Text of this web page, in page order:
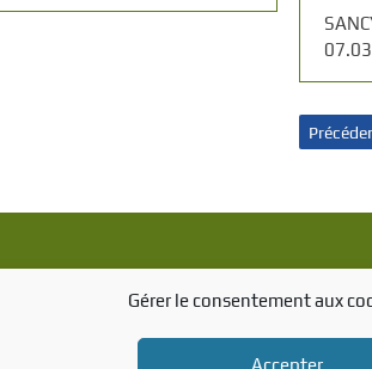
Gérer le consentement aux
Accepter